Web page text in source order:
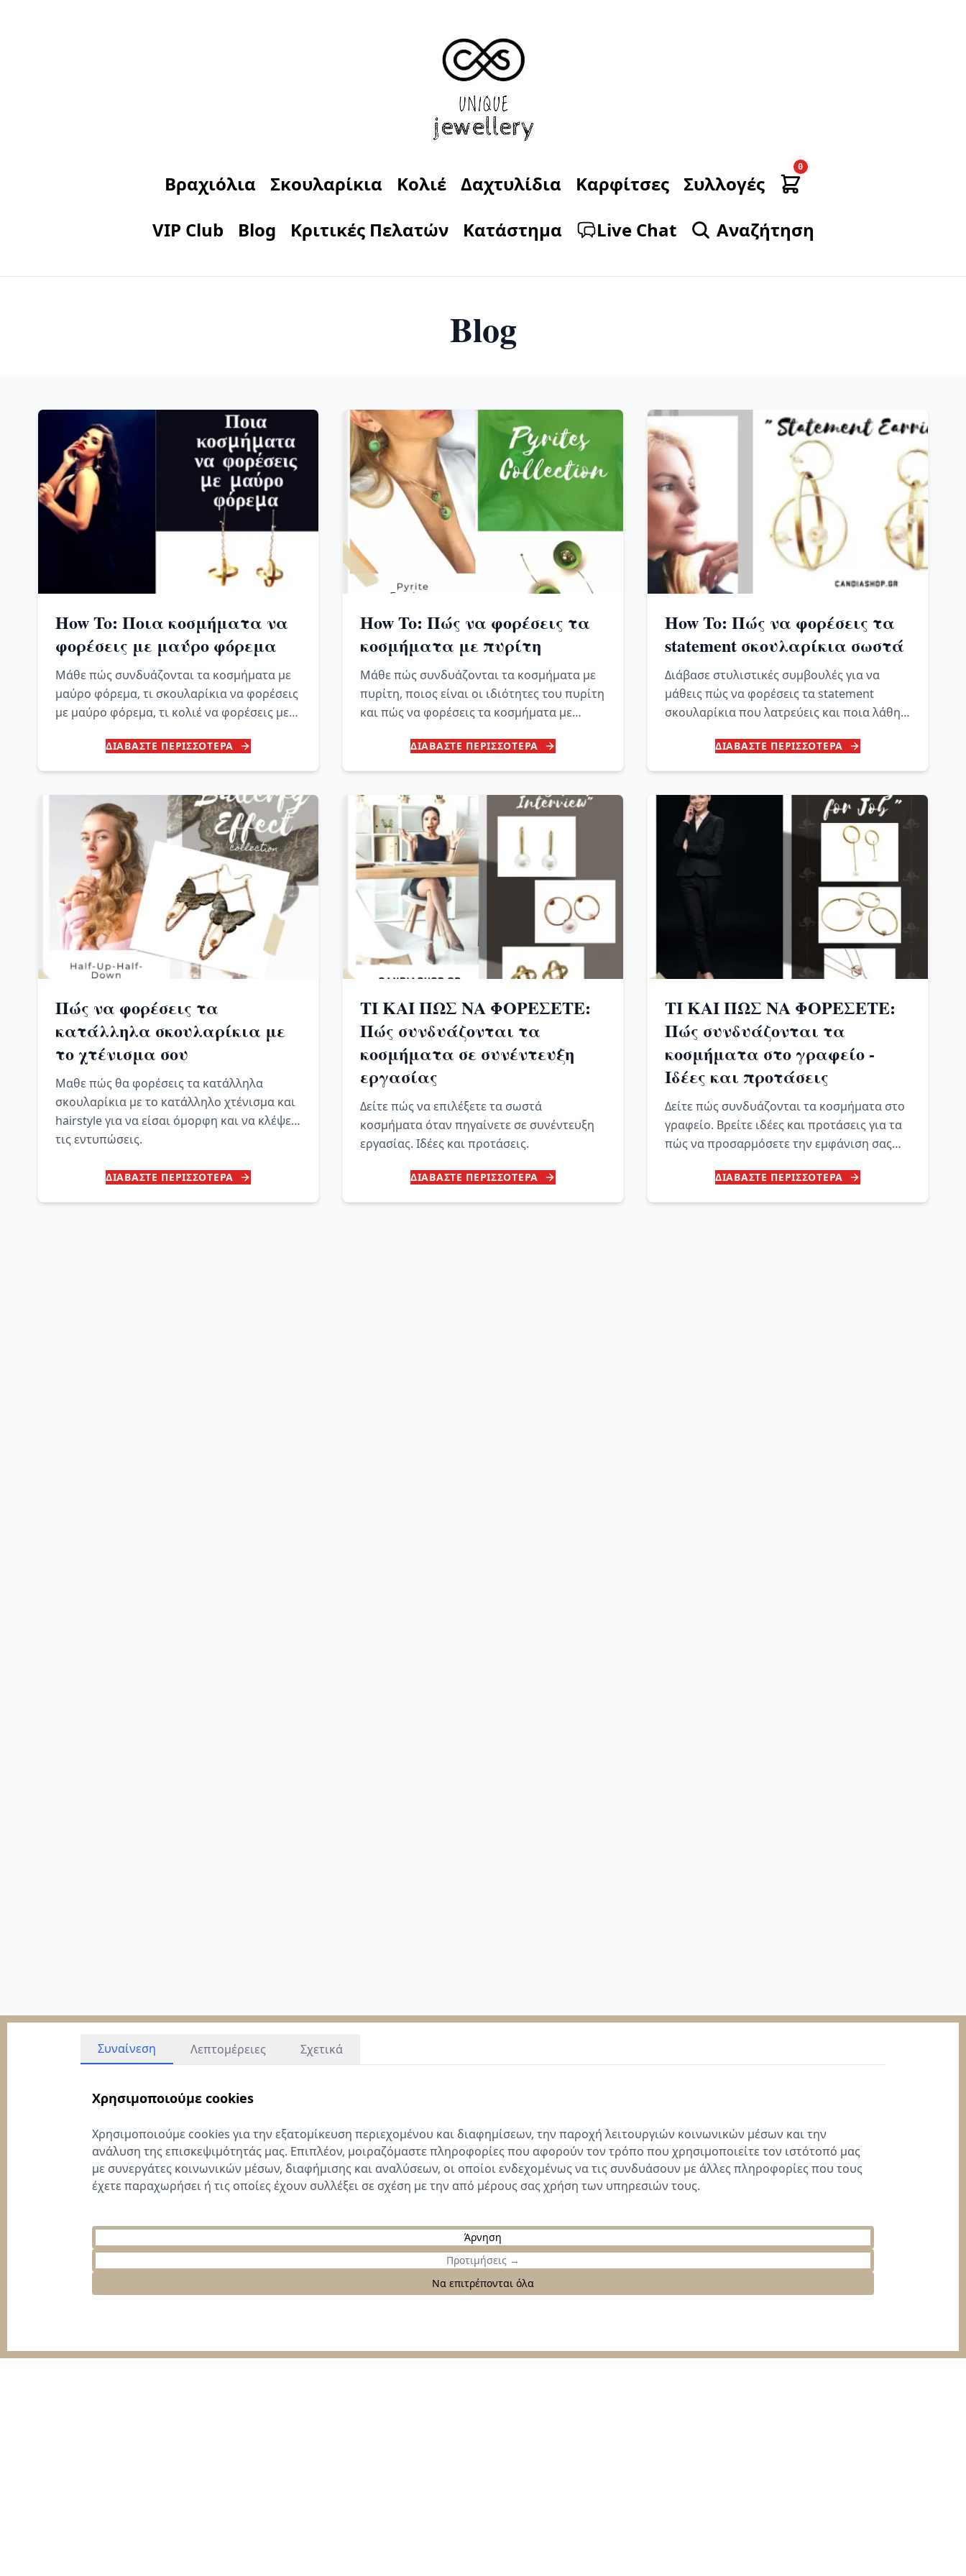
Βραχιόλια Σκουλαρίκια Κολιέ Δαχτυλίδια Καρφίτσες Συλλογές
0
VIP Club Blog Κριτικές Πελατών Κατάστημα Live Chat Αναζήτηση
Blog
How To: Ποια κοσμήματα να
φορέσεις με μαύρο φόρεμα
Μάθε πώς συνδυάζονται τα κοσμήματα με
μαύρο φόρεμα, τι σκουλαρίκια να φορέσεις
με μαύρο φόρεμα, τι κολιέ να φορέσεις με
φορέσεις με ένα μαύρο φόρεμα ζιβάγκο,
πώς συνδυάζονται τα κοσμήματα με μαύρο
ΔΙΑΒΑΣΤΕ ΠΕΡΙΣΣΟΤΕΡΑ
How To: Πώς να φορέσεις τα
κοσμήματα με πυρίτη
Μάθε πώς συνδυάζονται τα κοσμήματα με
πυρίτη, ποιος είναι οι ιδιότητες του πυρίτη
και πώς να φορέσεις τα κοσμήματα με
ΔΙΑΒΑΣΤΕ ΠΕΡΙΣΣΟΤΕΡΑ
How To: Πώς να φορέσεις τα
statement σκουλαρίκια σωστά
Διάβασε στυλιστικές συμβουλές για να
μάθεις πώς να φορέσεις τα statement
σκουλαρίκια που λατρεύεις και ποια λάθη
ΔΙΑΒΑΣΤΕ ΠΕΡΙΣΣΟΤΕΡΑ
Πώς να φορέσεις τα
κατάλληλα σκουλαρίκια με
το χτένισμα σου
Μαθε πώς θα φορέσεις τα κατάλληλα
σκουλαρίκια με το κατάλληλο χτένισμα και
hairstyle για να είσαι όμορφη και να κλέψεις
τις εντυπώσεις.
ΔΙΑΒΑΣΤΕ ΠΕΡΙΣΣΟΤΕΡΑ
ΤΙ ΚΑΙ ΠΩΣ ΝΑ ΦΟΡΕΣΕΤΕ:
Πώς συνδυάζονται τα
κοσμήματα σε συνέντευξη
εργασίας
Δείτε πώς να επιλέξετε τα σωστά
κοσμήματα όταν πηγαίνετε σε συνέντευξη
εργασίας. Ιδέες και προτάσεις.
ΔΙΑΒΑΣΤΕ ΠΕΡΙΣΣΟΤΕΡΑ
ΤΙ ΚΑΙ ΠΩΣ ΝΑ ΦΟΡΕΣΕΤΕ:
Πώς συνδυάζονται τα
κοσμήματα στο γραφείο -
Ιδέες και προτάσεις
Δείτε πώς συνδυάζονται τα κοσμήματα στο
γραφείο. Βρείτε ιδέες και προτάσεις για τα
πώς να προσαρμόσετε την εμφάνιση σας
ΔΙΑΒΑΣΤΕ ΠΕΡΙΣΣΟΤΕΡΑ
Συναίνεση Λεπτομέρειες Σχετικά
Χρησιμοποιούμε cookies
Χρησιμοποιούμε cookies για την εξατομίκευση περιεχομένου και διαφημίσεων, την παροχή λειτουργιών κοινωνικών μέσων και την
ανάλυση της επισκεψιμότητάς μας. Επιπλέον, μοιραζόμαστε πληροφορίες που αφορούν τον τρόπο που χρησιμοποιείτε τον ιστότοπό μας
με συνεργάτες κοινωνικών μέσων, διαφήμισης και αναλύσεων, οι οποίοι ενδεχομένως να τις συνδυάσουν με άλλες πληροφορίες που τους
έχετε παραχωρήσει ή τις οποίες έχουν συλλέξει σε σχέση με την από μέρους σας χρήση των υπηρεσιών τους.
Άρνηση
Προτιμήσεις →
Να επιτρέπονται όλα